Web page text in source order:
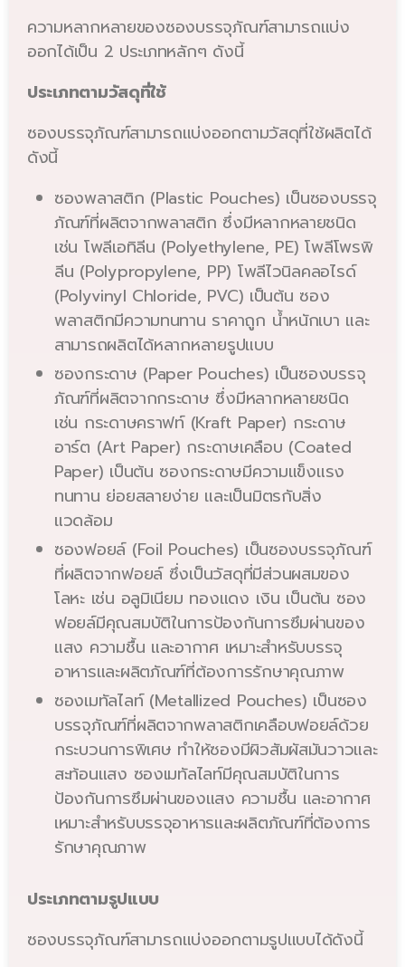
ความหลากหลายของซองบรรจุภัณฑ์สามารถแบ่ง
ออกได้เป็น 2 ประเภทหลักๆ ดังนี้
ประเภทตามวัสดุที่ใช้
ซองบรรจุภัณฑ์สามารถแบ่งออกตามวัสดุที่ใช้ผลิตได้
ดังนี้
ซองพลาสติก (Plastic Pouches) เป็นซองบรรจุ
ภัณฑ์ที่ผลิตจากพลาสติก ซึ่งมีหลากหลายชนิด
เช่น โพลีเอทิลีน (Polyethylene, PE) โพลีโพรพิ
ลีน (Polypropylene, PP) โพลีไวนิลคลอไรด์
(Polyvinyl Chloride, PVC) เป็นต้น ซอง
พลาสติกมีความทนทาน ราคาถูก น้ำหนักเบา และ
สามารถผลิตได้หลากหลายรูปแบบ
ซองกระดาษ (Paper Pouches) เป็นซองบรรจุ
ภัณฑ์ที่ผลิตจากกระดาษ ซึ่งมีหลากหลายชนิด
เช่น กระดาษคราฟท์ (Kraft Paper) กระดาษ
อาร์ต (Art Paper) กระดาษเคลือบ (Coated
Paper) เป็นต้น ซองกระดาษมีความแข็งแรง
ทนทาน ย่อยสลายง่าย และเป็นมิตรกับสิ่ง
แวดล้อม
ซองฟอยล์ (Foil Pouches) เป็นซองบรรจุภัณฑ์
ที่ผลิตจากฟอยล์ ซึ่งเป็นวัสดุที่มีส่วนผสมของ
โลหะ เช่น อลูมิเนียม ทองแดง เงิน เป็นต้น ซอง
ฟอยล์มีคุณสมบัติในการป้องกันการซึมผ่านของ
แสง ความชื้น และอากาศ เหมาะสำหรับบรรจุ
อาหารและผลิตภัณฑ์ที่ต้องการรักษาคุณภาพ
ซองเมทัลไลท์ (Metallized Pouches) เป็นซอง
บรรจุภัณฑ์ที่ผลิตจากพลาสติกเคลือบฟอยล์ด้วย
กระบวนการพิเศษ ทำให้ซองมีผิวสัมผัสมันวาวและ
สะท้อนแสง ซองเมทัลไลท์มีคุณสมบัติในการ
ป้องกันการซึมผ่านของแสง ความชื้น และอากาศ
เหมาะสำหรับบรรจุอาหารและผลิตภัณฑ์ที่ต้องการ
รักษาคุณภาพ
ประเภทตามรูปแบบ
ซองบรรจุภัณฑ์สามารถแบ่งออกตามรูปแบบได้ดังนี้